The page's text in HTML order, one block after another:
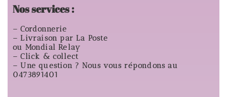
Nos services :
– Cordonnerie
– Livraison par La Poste
ou Mondial Relay
– Click & collect
– Une question ? Nous vous répondons au
0473891401